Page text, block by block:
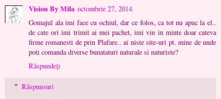
Vision By Mila octombrie 27, 2014
Gomajul ala imi face cu ochiul, dar ce folos, ca tot nu apuc la el..
de cate ori imi trimit ai mei pachet, imi vin in minte doar cateva
firme romanesti de prin Plafare.. ai niste site-uri pt. mine de unde
poti comanda diverse bunataturi naturale si naturiste?
Răspundeți
Răspunsuri